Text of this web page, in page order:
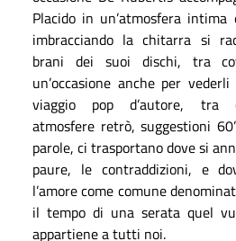
Placido in un’atmosfera
imbracciando la chitarra si
brani dei suoi dischi, tra
un’occasione anche per
viaggio pop d’autore, tra
atmosfere retrò, suggestioni
parole, ci trasportano dove si
paure, le contraddizioni, e
l’amore come comune
il tempo di una serata quel
appartiene a tutti noi.